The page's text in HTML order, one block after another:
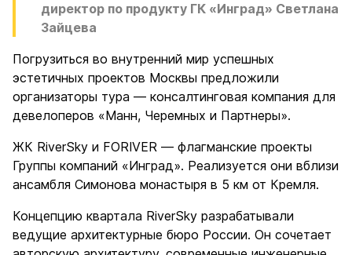
директор по продукту ГК «Инград» Светлана
Зайцева
Погрузиться во внутренний мир успешных
эстетичных проектов Москвы предложили
организаторы тура — консалтинговая компания для
девелоперов «Манн, Черемных и Партнеры».
ЖК RiverSky и FORIVER — флагманские проекты
Группы компаний «Инград». Реализуется они вблизи
ансамбля Симонова монастыря в 5 км от Кремля.
Концепцию квартала RiverSky разрабатывали
ведущие архитектурные бюро России. Он сочетает